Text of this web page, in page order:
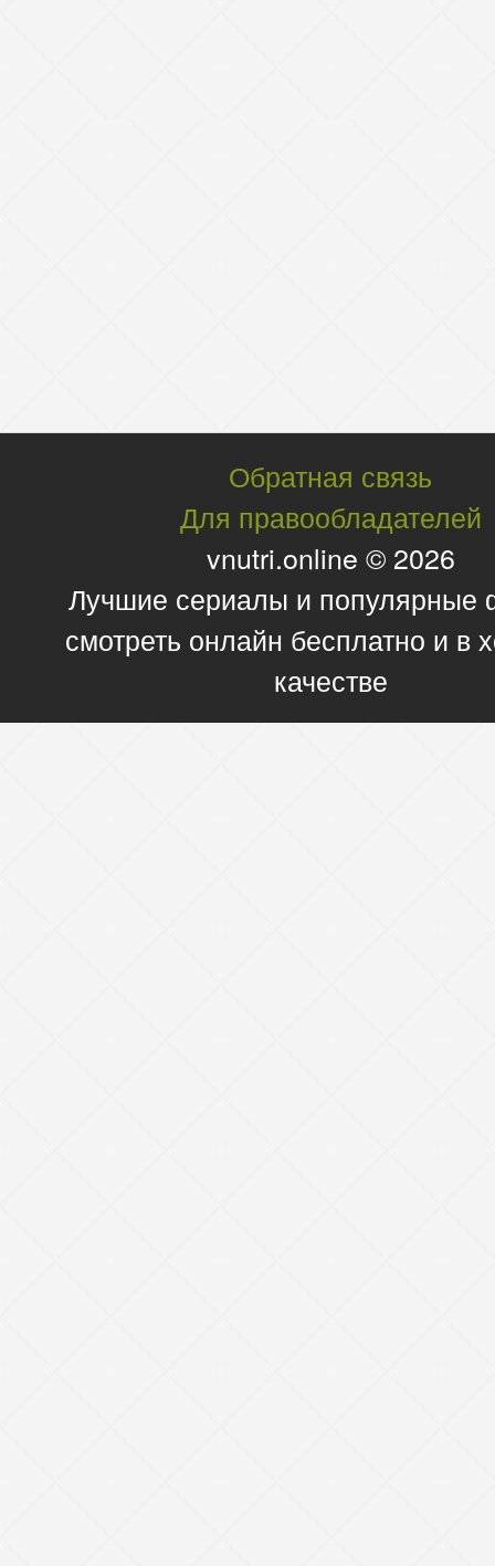
Обратная связь
Для правообладателей
vnutri.online © 2026
Лучшие сериалы и
смотреть онлайн бесплатно и в
качестве